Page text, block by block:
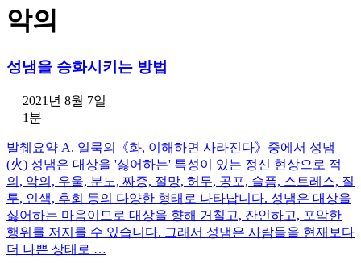
악의
성냄을 승화시키는 방법
2021년 8월 7일
1분
발췌요약 A. 일묵의《화, 이해하면 사라진다》중에서 성냄
(火) 성냄은 대상을 '싫어하는' 특성이 있는 정신 현상으로 적
의, 악의, 우울, 분노, 짜증, 절망, 허무, 공포, 슬픔, 스트레스, 질
투, 인색, 후회 등의 다양한 형태로 나타납니다. 성냄은 대상을
싫어하는 마음이므로 대상을 향해 거칠고, 잔인하고, 포악한
행위를 저지를 수 있습니다. 그래서 성냄은 사람들을 현재보다
더 나쁜 상태로 …